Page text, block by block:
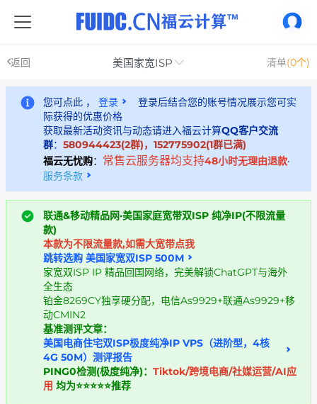
返回 美国家宽ISP 清单(0个)
您可点此 ， 登录
登录后结合您的账号情况展示您可实
际获得的优惠价格
获取最新活动资讯与动态请进入福云计算QQ客户交流
群： 580944423(2群)，152775902(1群已满)
福云无忧购： 常售云服务器均支持48小时无理由退款·
服务条款
联通&移动精品网·美国家庭宽带双ISP 纯净IP(不限流量
款)
本款为不限流量款,如需大宽带点我
跳转选购 美国家宽双ISP 500M
家宽双ISP IP 精品回国网络，完美解锁ChatGPT与海外
全生态
铂金8269CY独享硬分配，电信As9929+联通As9929+移
动CMIN2
基准测评文章：
美国电商住宅双ISP极度纯净IP VPS（进阶型，4核
4G 50M）测评报告
PING0检测(极度纯净)： Tiktok/跨境电商/社媒运营/AI应
用 均为⭐⭐⭐⭐⭐推荐